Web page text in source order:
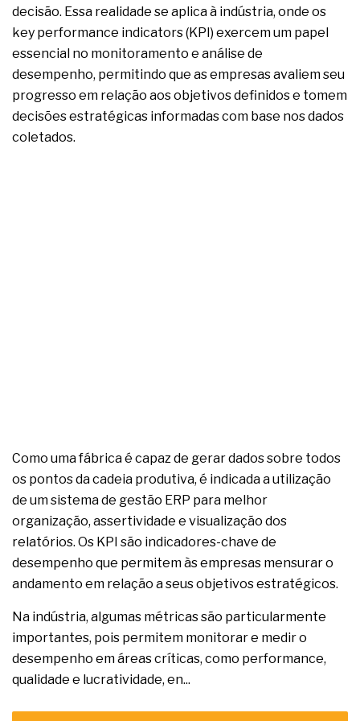
decisão. Essa realidade se aplica à indústria, onde os
key performance indicators (KPI) exercem um papel
essencial no monitoramento e análise de
desempenho, permitindo que as empresas avaliem seu
progresso em relação aos objetivos definidos e tomem
decisões estratégicas informadas com base nos dados
coletados.
Como uma fábrica é capaz de gerar dados sobre todos
os pontos da cadeia produtiva, é indicada a utilização
de um sistema de gestão ERP para melhor
organização, assertividade e visualização dos
relatórios. Os KPI são indicadores-chave de
desempenho que permitem às empresas mensurar o
andamento em relação a seus objetivos estratégicos.
Na indústria, algumas métricas são particularmente
importantes, pois permitem monitorar e medir o
desempenho em áreas críticas, como performance,
qualidade e lucratividade, en...